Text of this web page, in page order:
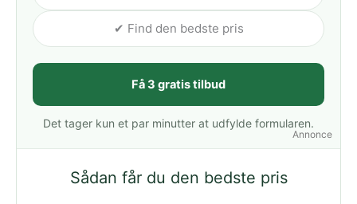
Annonce
✔ Find den bedste pris
Få 3 gratis tilbud
Det tager kun et par minutter at udfylde formularen.
Sådan får du den bedste pris